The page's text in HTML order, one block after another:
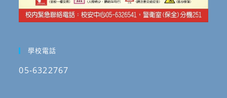
學校電話
05-6322767